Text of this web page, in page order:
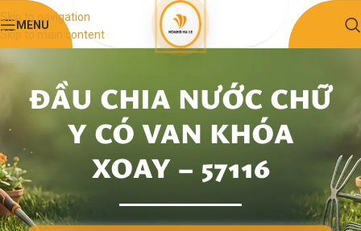
Skip to navigation
Skip to main content
MENU
ĐẦU CHIA NƯỚC CHỮ
Y CÓ VAN KHÓA
XOAY – 57116